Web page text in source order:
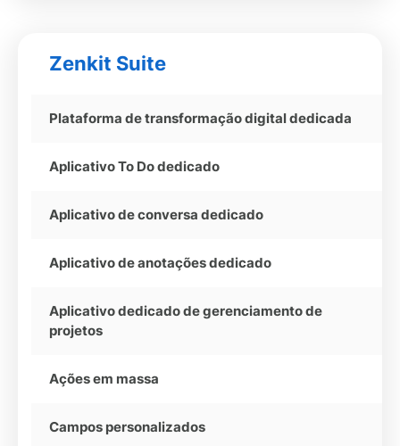
Zenkit Suite
Plataforma de transformação digital dedicada
Aplicativo To Do dedicado
Aplicativo de conversa dedicado
Aplicativo de anotações dedicado
Aplicativo dedicado de gerenciamento de
projetos
Ações em massa
Campos personalizados